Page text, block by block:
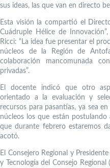
sus ideas, las que van en directo
Esta visión la compartió el
Cuádruple Hélice de
Ricci: “La idea fue presentar el
núcleos de la Región de
colaboración mancomunada
privadas”.
El docente indicó que otro
orientado a la evaluación y
recursos para pasantías, ya sea
núcleos los que están
que durante febrero estaremos
acotó.
El Consejero Regional y
y Tecnología del Consejo